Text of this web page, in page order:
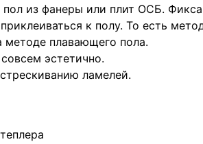
из фанеры или плит ОСБ.
к полу. То есть
методе плавающего пола.
эстетично.
ламелей.